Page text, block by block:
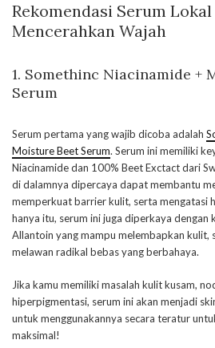
Rekomendasi Serum
Mencerahkan Wajah
1. Somethinc Niacinamide +
Serum
Serum pertama yang wajib dicoba adalah
Moisture Beet Serum. Serum ini memiliki
Niacinamide dan 100% Beet Exctact dari
di dalamnya dipercaya dapat membantu
memperkuat barrier kulit, serta mengatasi
hanya itu, serum ini juga diperkaya dengan
Allantoin yang mampu melembapkan kulit,
melawan radikal bebas yang berbahaya.
Jika kamu memiliki masalah kulit kusam,
hiperpigmentasi, serum ini akan menjadi
untuk menggunakannya secara teratur
maksimal!